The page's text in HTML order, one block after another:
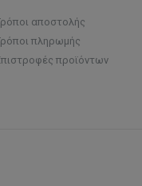
αποστολής
πληρωμής
προϊόντων